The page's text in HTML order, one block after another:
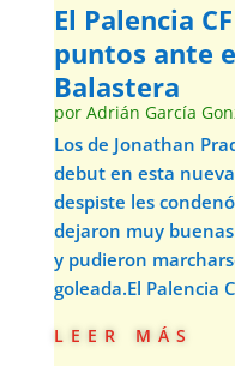
El Palencia
puntos ante
Balastera
por Adrián García
Los de Jonathan
debut en esta
despiste les
dejaron muy
y pudieron
goleada.El Palencia
leer más